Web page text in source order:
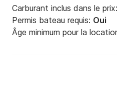
Carburant inclus dans le prix:
Permis bateau requis: Oui
Âge minimum pour la